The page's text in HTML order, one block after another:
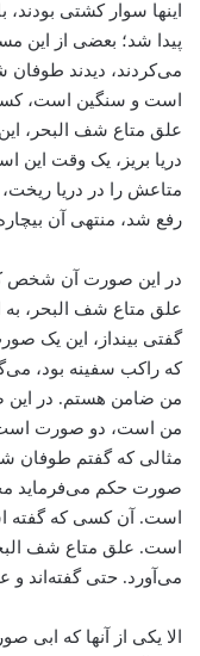
اینها سوار کشتی
پیدا شد؛ بعضی از این
می‌کردند، دیدند
است و سنگین است،
علق متاع شف البحر،
دریا بریز، یک وقت این
متاعش را در دریا
رفع شد، منتهی آن
در این صورت آن شخص
علق متاع شف البحر، به
گفتی بینداز، این یک
که راکب سفینه بود،
من ضامن هستم. در این
من است، دو صورت
مثالی که گفتم
صورت حکم می‌فرماید
است. آن کسی که گفته
است. علق متاع شف
می‌آورد. حتی گفته‌اند و
الا یکی از آنها که ابی